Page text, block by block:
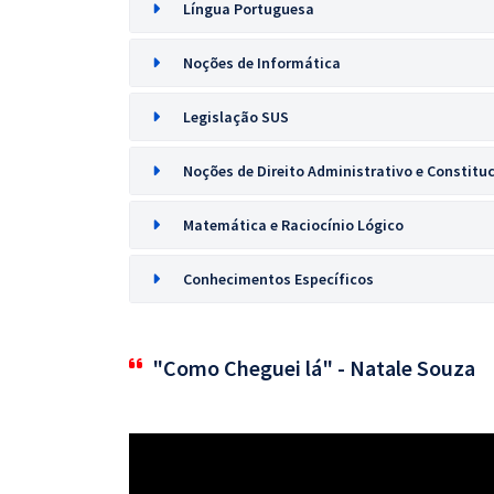
Língua Portuguesa
Noções de Informática
Legislação SUS
Noções de Direito Administrativo e
Matemática e Raciocínio Lógico
Conhecimentos Específicos
"Como Cheguei lá" - Natale Souza